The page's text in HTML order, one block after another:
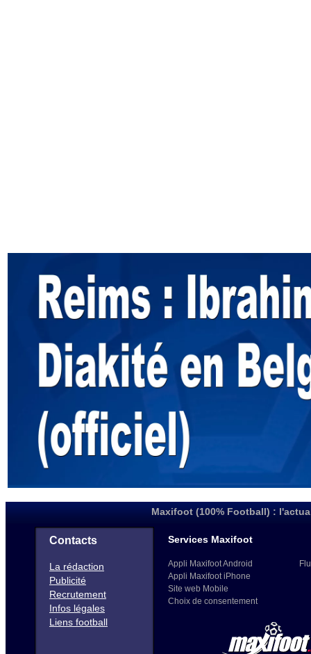
Maxifoot (100% Football) :
Contacts
La rédaction
Publicité
Recrutement
Infos légales
Liens football
Services Maxifoot
Appli Maxifoot Android
Appli Maxifoot iPhone
Site web Mobile
Choix de consentement